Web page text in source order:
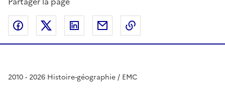
Partager sur Facebook
Partager sur Twitter
Partager sur LinkedIn
Partager par email
2010 - 2026 Histoire-géographie / EMC